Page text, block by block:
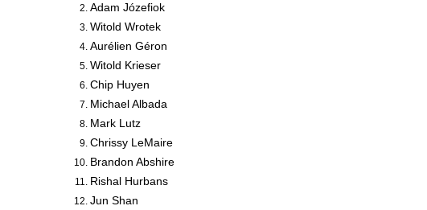
Adam Józefiok
Witold Wrotek
Aurélien Géron
Witold Krieser
Chip Huyen
Michael Albada
Mark Lutz
Chrissy LeMaire
Brandon Abshire
Rishal Hurbans
Jun Shan